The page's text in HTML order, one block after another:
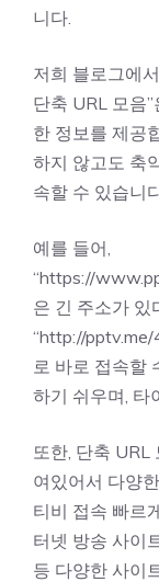
니다.
저희 블로그에
단축 URL 모음
한 정보를 제공
하지 않고도 축
속할 수 있습니
예를 들어,
“https://
은 긴 주소가 있
“http://
로 바로 접속할
하기 쉬우며, 타
또한, 단축 URL
여있어서 다양
티비 접속 빠르
터넷 방송 사이
등 다양한 사이